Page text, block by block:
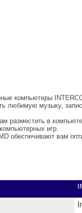
компьютеры
любимую музыку,
разместить в
игр.
обеспечивают вам